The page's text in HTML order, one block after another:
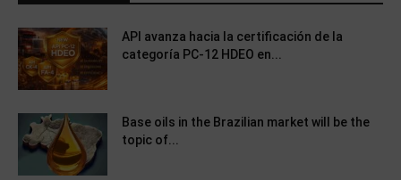
API avanza hacia la certificación de la
categoría PC-12 HDEO en...
Base oils in the Brazilian market will be the
topic of...